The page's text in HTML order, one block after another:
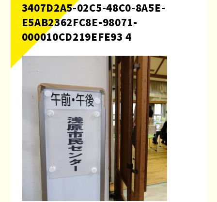
3407D2A5-02C5-48C0-8A5E-
E5AB2362FC8E-98071-
000010CD219EFE93 4